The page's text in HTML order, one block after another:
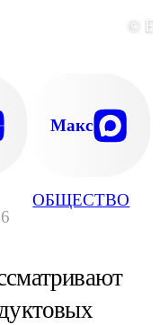
ОБЩЕСТВО
©
Макс